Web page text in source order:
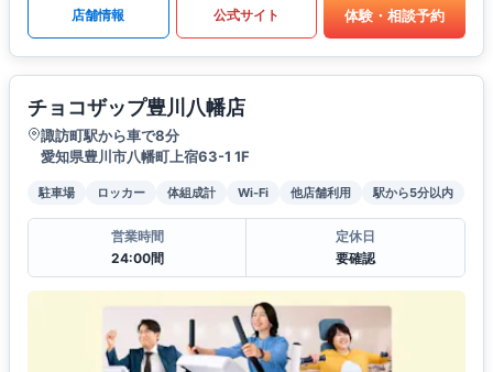
店舗情報 公式サイト 体験・相談予約
チョコザップ豊川八幡店
諏訪町駅から車で8分
愛知県豊川市八幡町上宿63-1 1F
駐車場 ロッカー 体組成計 Wi-Fi 他店舗利用 駅から5分以内
営業時間
24:00間
定休日
要確認